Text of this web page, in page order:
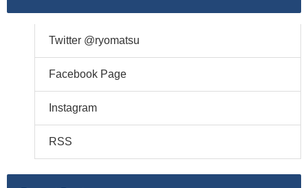
Twitter @ryomatsu
Facebook Page
Instagram
RSS